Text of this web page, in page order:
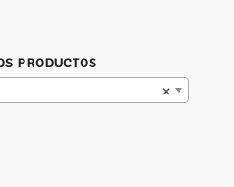
PRODUCTOS
×